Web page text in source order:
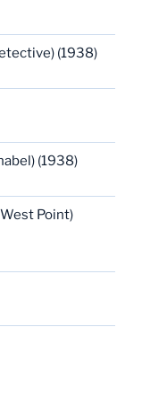
(1938)
(1938)
Point)